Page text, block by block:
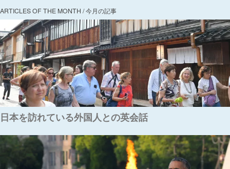
ARTICLES OF THE MONTH / 今月の記事
日本を訪れている外国人との英会話